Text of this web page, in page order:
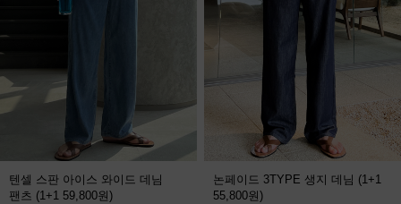
텐셀 스판 아이스 와이드 데님
팬츠 (1+1 59,800원)
논페이드 3TYPE 생지 데님 (1+1
55,800원)